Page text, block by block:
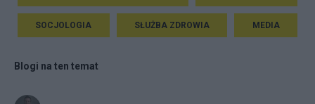
SOCJOLOGIA SŁUŻBA ZDROWIA MEDIA
Blogi na ten temat